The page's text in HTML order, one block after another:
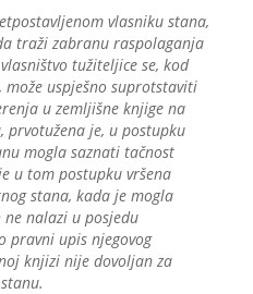
vlasniku stana,
traži zabranu raspolaganja
tužiteljice se, kod
uspješno suprotstaviti
u zemljišne knjige na
prvotužena je, u postupku
mogla saznati tačnost
u tom postupku vršena
stana, kada je mogla
nalazi u posjedu
pravni upis njegovog
knjizi nije dovoljan za